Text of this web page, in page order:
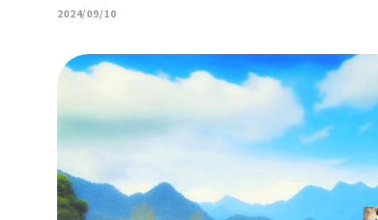
運営会社
MOOVマガジン利用規約
2024/09/10